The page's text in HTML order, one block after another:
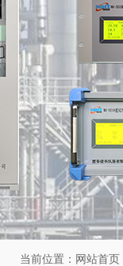
当前位置： 网站首页